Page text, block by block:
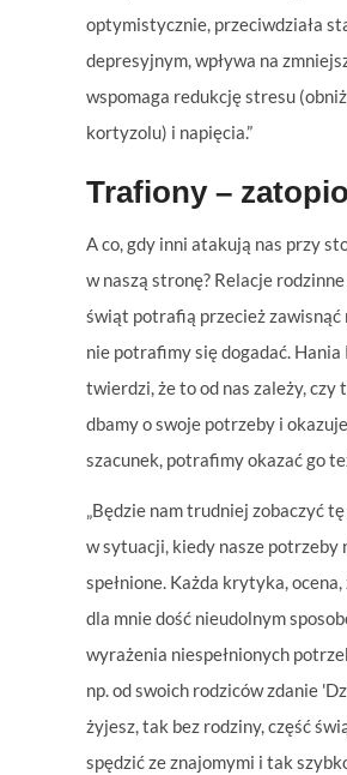
optymistycznie, przeciwdziała
depresyjnym, wpływa na
wspomaga redukcję stresu
kortyzolu) i napięcia.”
Trafiony –
A co, gdy inni atakują nas przy
w naszą stronę? Relacje
świąt potrafią przecież zawisnąć
nie potrafimy się dogadać. Hania
twierdzi, że to od nas zależy, czy
dbamy o swoje potrzeby i
szacunek, potrafimy okazać go
„Będzie nam trudniej zobaczyć
w sytuacji, kiedy nasze potrzeby
spełnione. Każda krytyka,
dla mnie dość nieudolnym
wyrażenia niespełnionych
np. od swoich rodziców zdanie
żyjesz, tak bez rodziny, część
spędzić ze znajomymi i tak